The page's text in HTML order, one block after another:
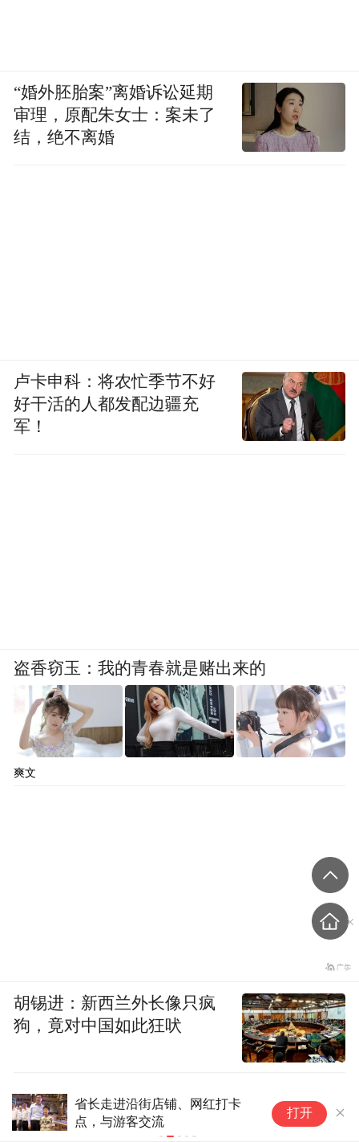
长走进沿街店铺、网红打卡
，与游客交流
暑期文旅市场稳中有进 沉
打开
“婚外胚胎案”离婚诉讼延期
审理，原配朱女士：案未了
结，绝不离婚
卢卡申科：将农忙季节不好
好干活的人都发配边疆充
军！
盗香窃玉：我的青春就是赌出来的
爽文
胡锡进：新西兰外长像只疯
狗，竟对中国如此狂吠